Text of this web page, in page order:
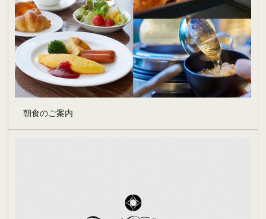
朝食のご案内